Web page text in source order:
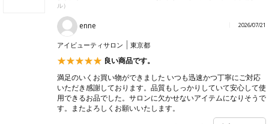
ル）
enne 2026/07/21
アイビューティサロン 東京都
良い商品です。
満足のいくお買い物ができました いつも迅速かつ丁寧にご対応
いただき感謝しております。品質もしっかりしていて安心して使
用できるお品でした。サロンに欠かせないアイテムになりそうで
す。またよろしくお願いいたします。